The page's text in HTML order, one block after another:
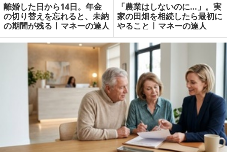
離婚した日から14日。年金
の切り替えを忘れると、未納
の期間が残る | マネーの達人
「農業はしないのに…」。実
家の田畑を相続したら最初に
やること | マネーの達人